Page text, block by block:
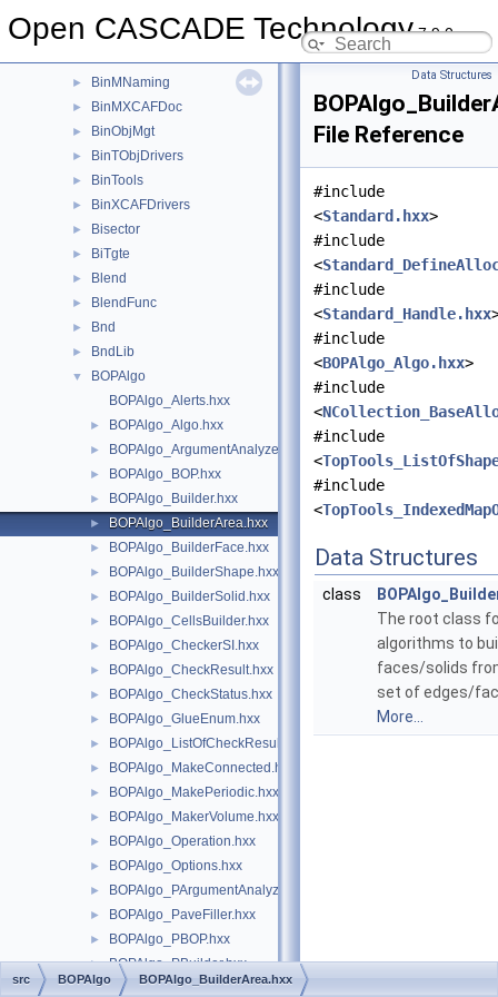
Open CASCADE Technology7.9.0
BinMDocStd
► BinMNaming
► BinMXCAFDoc
► BinObjMgt
► BinTObjDrivers
► BinTools
► BinXCAFDrivers
► Bisector
► BiTgte
► Blend
► BlendFunc
► Bnd
► BndLib
▼
BOPAlgo
BOPAlgo_Alerts.hxx
► BOPAlgo_Algo.hxx
► BOPAlgo_ArgumentAnalyzer.hxx
► BOPAlgo_BOP.hxx
► BOPAlgo_Builder.hxx
► BOPAlgo_BuilderArea.hxx
► BOPAlgo_BuilderFace.hxx
► BOPAlgo_BuilderShape.hxx
► BOPAlgo_BuilderSolid.hxx
► BOPAlgo_CellsBuilder.hxx
► BOPAlgo_CheckerSI.hxx
► BOPAlgo_CheckResult.hxx
► BOPAlgo_CheckStatus.hxx
► BOPAlgo_GlueEnum.hxx
► BOPAlgo_ListOfCheckResult.hxx
► BOPAlgo_MakeConnected.hxx
► BOPAlgo_MakePeriodic.hxx
► BOPAlgo_MakerVolume.hxx
► BOPAlgo_Operation.hxx
► BOPAlgo_Options.hxx
► BOPAlgo_PArgumentAnalyzer.hxx
► BOPAlgo_PaveFiller.hxx
► BOPAlgo_PBOP.hxx
► BOPAlgo_PBuilder.hxx
► BOPAlgo_PPaveFiller.hxx
Data Structures
File Reference
#include
<Standard.hxx>
#include
<
#include
<Standard_Handle.hxx
#include
<BOPAlgo_Algo.hxx>
#include
<
#include
<
#include
<
Data Structures
class
The root class
algorithms to
faces/solids
set of edges/
More...
src BOPAlgo BOPAlgo_BuilderArea.hxx